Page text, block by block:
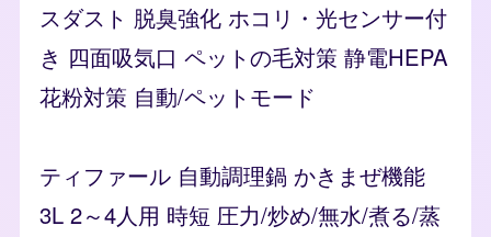
スダスト 脱臭強化 ホコリ・光センサー付
き 四面吸気口 ペットの毛対策 静電HEPA
花粉対策 自動/ペットモード
ティファール 自動調理鍋 かきまぜ機能
3L 2～4人用 時短 圧力/炒め/無水/煮る/蒸